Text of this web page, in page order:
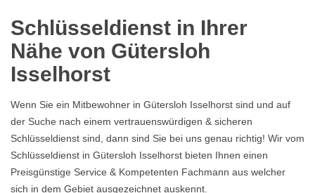
Schlüsseldienst in Ihrer
Nähe von Gütersloh
Isselhorst
Wenn Sie ein Mitbewohner in Gütersloh Isselhorst sind und auf
der Suche nach einem vertrauenswürdigen & sicheren
Schlüsseldienst sind, dann sind Sie bei uns genau richtig! Wir vom
Schlüsseldienst in Gütersloh Isselhorst bieten Ihnen einen
Preisgünstige Service & Kompetenten Fachmann aus welcher
sich in dem Gebiet ausgezeichnet auskennt.